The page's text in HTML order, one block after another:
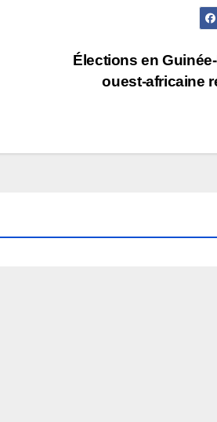
Élections en
ouest-africaine